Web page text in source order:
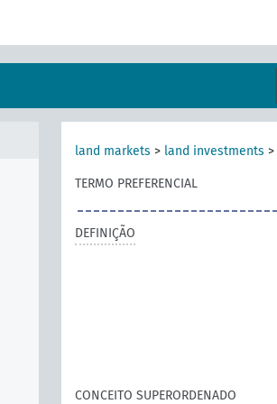
land markets > land investments >
TERMO PREFERENCIAL
DEFINIÇÃO
CONCEITO SUPERORDENADO